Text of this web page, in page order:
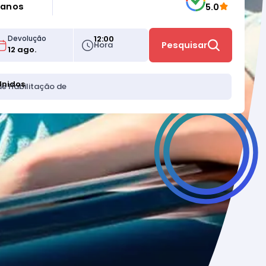
anos 5.0
Devolução
Hora
12:00
Pesquisar
Habilitação de